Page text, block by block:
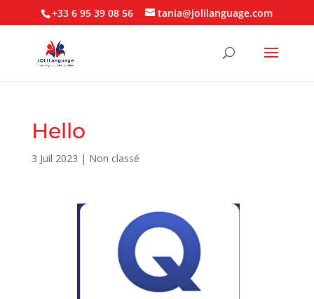
+33 6 95 39 08 56 tania@jolilanguage.com
Hello
3 Juil 2023 | Non classé